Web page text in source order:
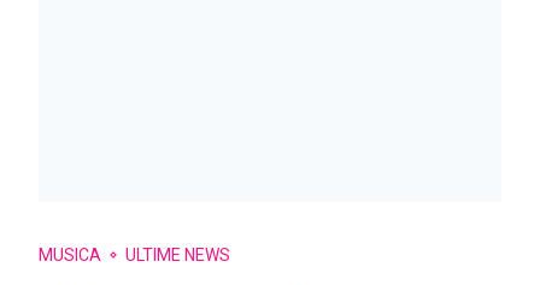
MUSICA ULTIME NEWS